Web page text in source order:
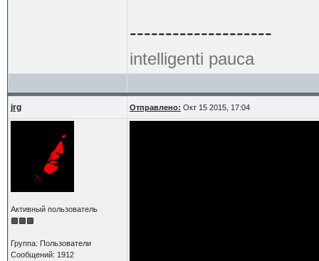
--------------------
intelligenti pauca
jrg Отправлено: Окт 15 2015, 17:04
Активный пользователь
Группа: Пользователи
Сообщений: 1912